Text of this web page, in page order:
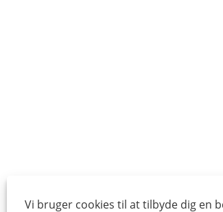
Vi bruger cookies til at tilbyde dig en